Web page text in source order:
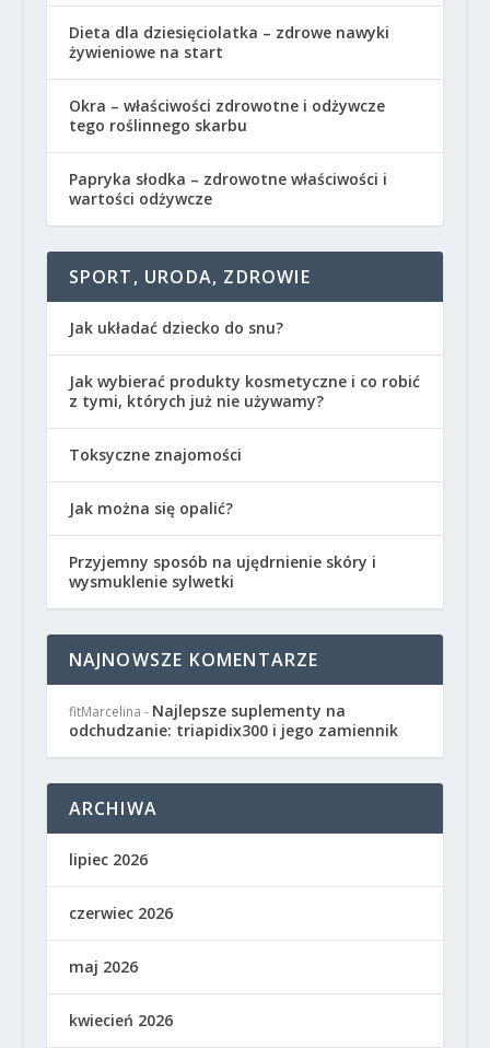
Dieta dla dziesięciolatka – zdrowe nawyki
żywieniowe na start
Okra – właściwości zdrowotne i odżywcze
tego roślinnego skarbu
Papryka słodka – zdrowotne właściwości i
wartości odżywcze
SPORT, URODA, ZDROWIE
Jak układać dziecko do snu?
Jak wybierać produkty kosmetyczne i co robić
z tymi, których już nie używamy?
Toksyczne znajomości
Jak można się opalić?
Przyjemny sposób na ujędrnienie skóry i
wysmuklenie sylwetki
NAJNOWSZE KOMENTARZE
fitMarcelina - Najlepsze suplementy na
odchudzanie: triapidix300 i jego zamiennik
ARCHIWA
lipiec 2026
czerwiec 2026
maj 2026
kwiecień 2026